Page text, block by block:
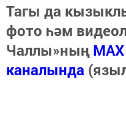
Тагы да
фото һәм
Чаллы»ныңMAX
каналында